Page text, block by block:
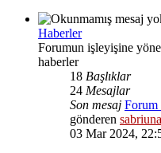
Haberler
Forumun işleyişine
haberler
18 Başlıklar
24 Mesajlar
Son mesaj Forum
gönderen
03 Mar 2024,